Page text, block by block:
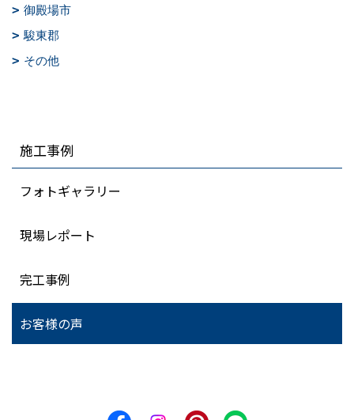
御殿場市
駿東郡
その他
施工事例
フォトギャラリー
現場レポート
完工事例
お客様の声